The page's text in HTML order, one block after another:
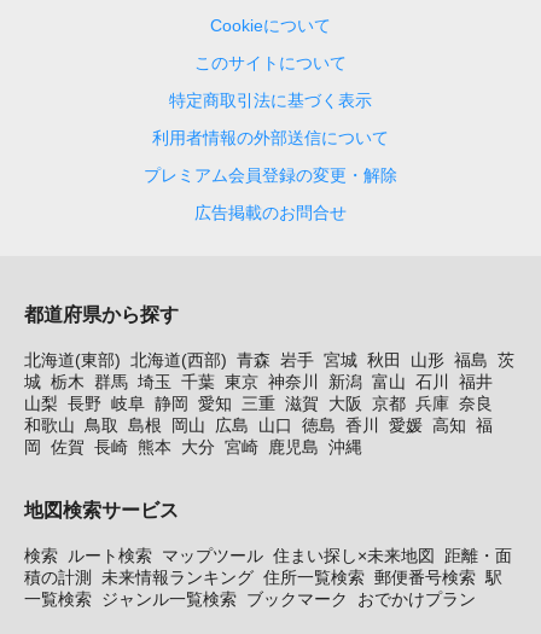
Cookieについて
このサイトについて
特定商取引法に基づく表示
利用者情報の外部送信について
プレミアム会員登録の変更・解除
広告掲載のお問合せ
都道府県から探す
北海道(東部) 北海道(西部) 青森 岩手 宮城 秋田 山形 福島 茨
城 栃木 群馬 埼玉 千葉 東京 神奈川 新潟 富山 石川
福井
山梨 長野 岐阜 静岡 愛知 三重 滋賀 大阪 京都 兵庫 奈良
和歌山
鳥取 島根 岡山 広島 山口 徳島 香川 愛媛 高知 福
岡
佐賀 長崎 熊本 大分 宮崎 鹿児島 沖縄
地図検索サービス
検索 ルート検索 マップツール 住まい探し×未来地図
距離・面
積の計測
未来情報ランキング 住所一覧検索 郵便番号検索 駅
一覧検索 ジャンル一覧検索 ブックマーク おでかけプラン